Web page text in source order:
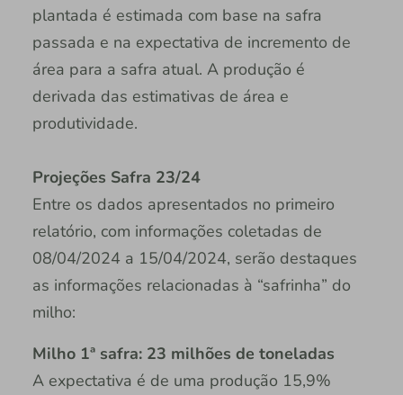
plantada é estimada com base na safra
passada e na expectativa de incremento de
área para a safra atual. A produção é
derivada das estimativas de área e
produtividade.
Projeções Safra 23/24
Entre os dados apresentados no primeiro
relatório, com informações coletadas de
08/04/2024 a 15/04/2024, serão destaques
as informações relacionadas à “safrinha” do
milho:
Milho 1ª safra: 23 milhões de toneladas
A expectativa é de uma produção 15,9%